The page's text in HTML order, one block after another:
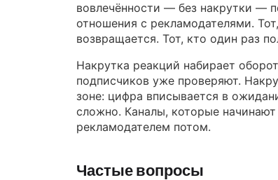
вовлечённости — без накрутки —
отношения с рекламодателями.
возвращается. Тот, кто один раз
Накрутка реакций набирает
подписчиков уже проверяют.
зоне: цифра вписывается в
сложно. Каналы, которые начинают
рекламодателем потом.
Частые вопросы